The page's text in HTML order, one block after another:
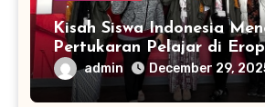
Kisah Siswa Indonesia
Pertukaran Pelajar di
admin December 29,